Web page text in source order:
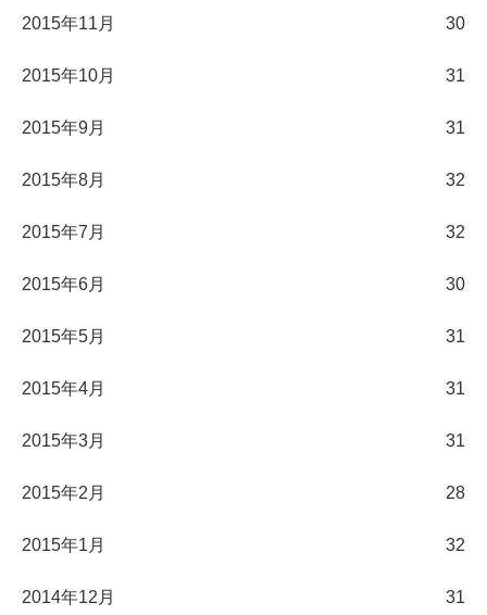
2015年11月 30
2015年10月 31
2015年9月 31
2015年8月 32
2015年7月 32
2015年6月 30
2015年5月 31
2015年4月 31
2015年3月 31
2015年2月 28
2015年1月 32
2014年12月 31